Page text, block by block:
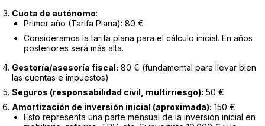
Cuota de autónomo:
Primer año (Tarifa Plana): 80 €
Consideramos la tarifa plana para el cálculo inicial. En años
posteriores será más alta.
Gestoría/asesoría fiscal: 80 € (fundamental para llevar bien
las cuentas e impuestos)
Seguros (responsabilidad civil, multirriesgo): 50 €
Amortización de inversión inicial (aproximada): 150 €
Esto representa una parte mensual de la inversión inicial en